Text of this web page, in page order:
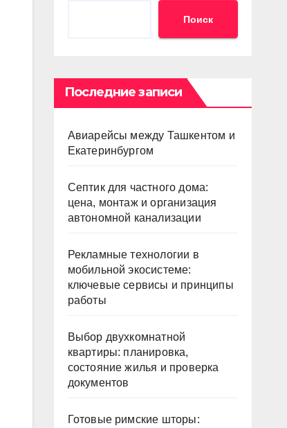
Поиск
Последние записи
Авиарейсы между Ташкентом и
Екатеринбургом
Септик для частного дома:
цена, монтаж и организация
автономной канализации
Рекламные технологии в
мобильной экосистеме:
ключевые сервисы и принципы
работы
Выбор двухкомнатной
квартиры: планировка,
состояние жилья и проверка
документов
Готовые римские шторы: